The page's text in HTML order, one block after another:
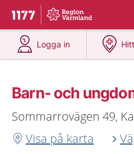
Till startsidan för 1177
Du har valt region
Logga in
på 1177.se
Barn- och
Sommarrovägen 49,
Visa på karta